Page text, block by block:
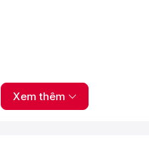
Xem thêm